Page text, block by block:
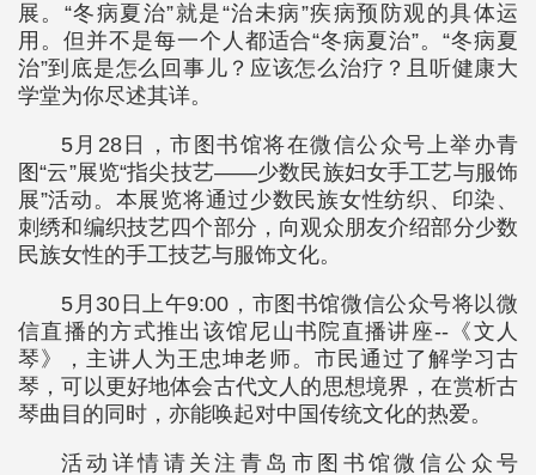
展。“冬病夏治”就是“治未病”疾病预防观的具体运
用。但并不是每一个人都适合“冬病夏治”。“冬病夏
治”到底是怎么回事儿？应该怎么治疗？且听健康大
学堂为你尽述其详。
5月28日，市图书馆将在微信公众号上举办青
图“云”展览“指尖技艺——少数民族妇女手工艺与服饰
展”活动。本展览将通过少数民族女性纺织、印染、
刺绣和编织技艺四个部分，向观众朋友介绍部分少数
民族女性的手工技艺与服饰文化。
5月30日上午9:00，市图书馆微信公众号将以微
信直播的方式推出该馆尼山书院直播讲座--《文人
琴》，主讲人为王忠坤老师。市民通过了解学习古
琴，可以更好地体会古代文人的思想境界，在赏析古
琴曲目的同时，亦能唤起对中国传统文化的热爱。
活动详情请关注青岛市图书馆微信公众号